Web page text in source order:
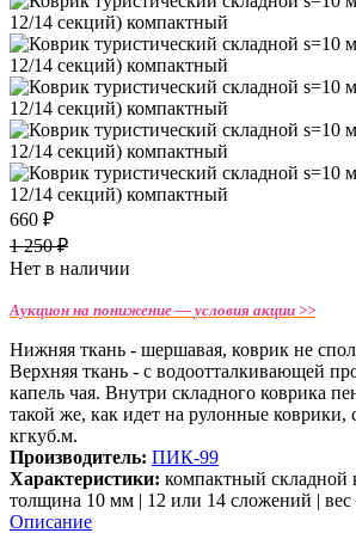
660 ₽
1 250 ₽
Нет в наличии
Аукцион на понижение — условия акции >>
Нижняя ткань - шершавая, коврик не
Верхняя ткань - с водоотталкивающей
капель чая. Внутри складного коврика
такой же, как идет на рулонные коврики,
кгкуб.м.
Производитель: ПИК-99
Характеристики: компактный складной
толщина 10 мм | 12 или 14 сложений | вес
Описание